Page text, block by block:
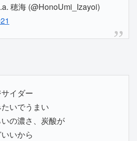
穂海 (@HonoUmi_Izayoi)
イダー
いでうまい
の濃さ、炭酸が
いから